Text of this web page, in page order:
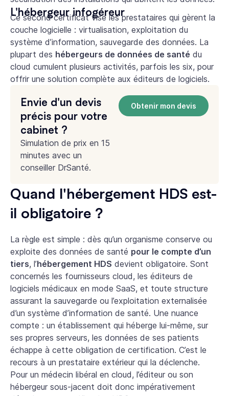
L'hébergeur infogéreur
Ce second certificat vise les prestataires qui gèrent la
couche logicielle : virtualisation, exploitation du
système d’information, sauvegarde des données. La
plupart des hébergeurs de données de santé du
cloud cumulent plusieurs activités, parfois les six, pour
offrir une solution complète aux éditeurs de logiciels.
Envie d'un devis
précis pour votre
cabinet ?
Simulation de prix en 15
minutes avec un
conseiller DrSanté.
Obtenir mon devis
Quand l'hébergement HDS est-
il obligatoire ?
La règle est simple : dès qu’un organisme conserve ou
exploite des données de santé pour le compte d’un
tiers, l’hébergement HDS devient obligatoire. Sont
concernés les fournisseurs cloud, les éditeurs de
logiciels médicaux en mode SaaS, et toute structure
assurant la sauvegarde ou l’exploitation externalisée
d’un système d’information de santé. Une nuance
compte : un établissement qui héberge lui-même, sur
ses propres serveurs, les données de ses patients
échappe à cette obligation de certification. C’est le
recours à un prestataire extérieur qui la déclenche.
Pour un médecin libéral en cloud, l’éditeur ou son
hébergeur sous-jacent doit donc impérativement